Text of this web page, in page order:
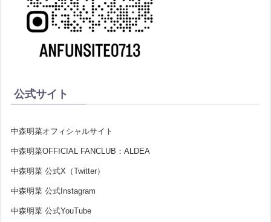
公式サイト
中森明菜オフィシャルサイト
中森明菜OFFICIAL FANCLUB：ALDEA
中森明菜 公式X（Twitter）
中森明菜 公式Instagram
中森明菜 公式YouTube